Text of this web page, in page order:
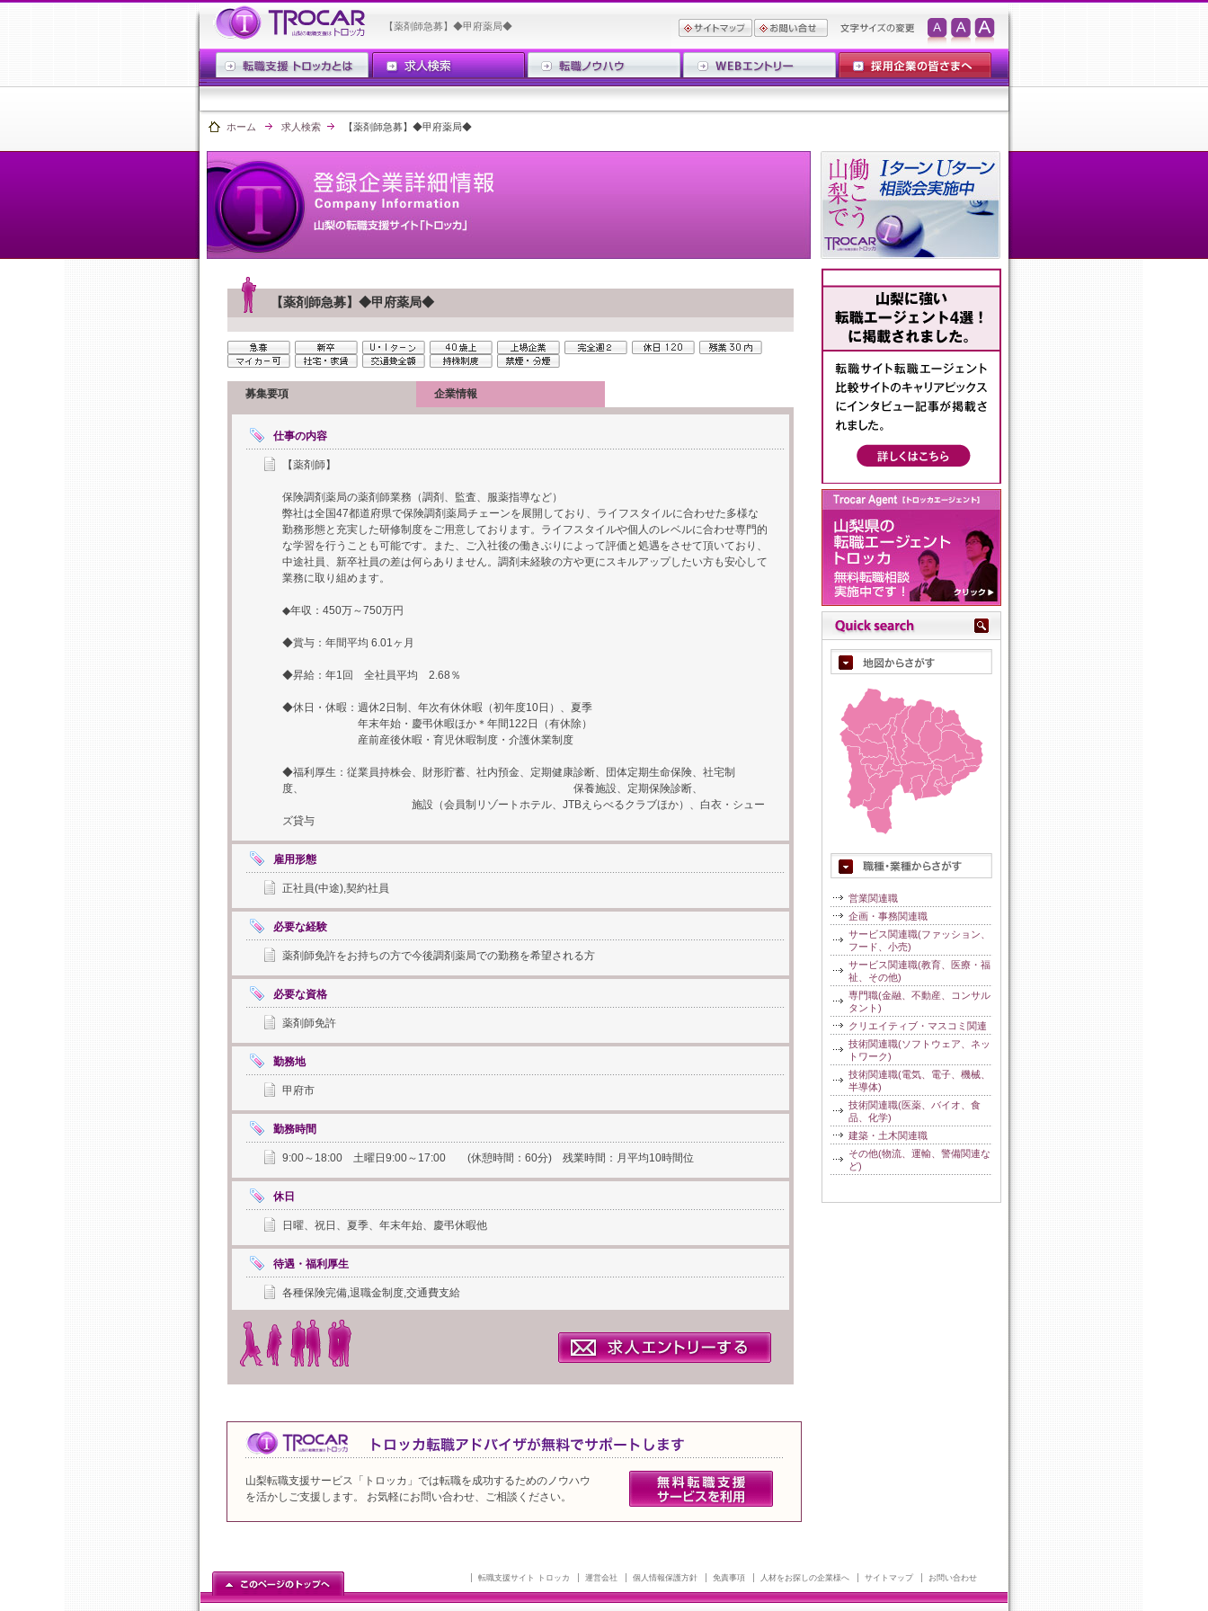
【薬剤師急募】◆甲府薬局◆
ホーム 求人検索 【薬剤師急募】◆甲府薬局◆
【薬剤師急募】◆甲府薬局◆
募集要項 企業情報
仕事の内容
【薬剤師】
保険調剤薬局の薬剤師業務（調剤、監査、服薬指導など）
弊社は全国47都道府県で保険調剤薬局チェーンを展開しており、ライフスタイルに合わせた多様な
勤務形態と充実した研修制度をご用意しております。ライフスタイルや個人のレベルに合わせ専門的
な学習を行うことも可能です。また、ご入社後の働きぶりによって評価と処遇をさせて頂いており、
中途社員、新卒社員の差は何らありません。調剤未経験の方や更にスキルアップしたい方も安心して
業務に取り組めます。
◆年収：450万～750万円
◆賞与：年間平均 6.01ヶ月
◆昇給：年1回 全社員平均 2.68％
◆休日・休暇：週休2日制、年次有休休暇（初年度10日）、夏季
年末年始・慶弔休暇ほか＊年間122日（有休除）
産前産後休暇・育児休暇制度・介護休業制度
◆福利厚生：従業員持株会、財形貯蓄、社内預金、定期健康診断、団体定期生命保険、社宅制
度、 保養施設、定期保険診断、
施設（会員制リゾートホテル、JTBえらべるクラブほか）、白衣・シュー
ズ貸与
雇用形態
正社員(中途),契約社員
必要な経験
薬剤師免許をお持ちの方で今後調剤薬局での勤務を希望される方
必要な資格
薬剤師免許
勤務地
甲府市
勤務時間
9:00～18:00 土曜日9:00～17:00 (休憩時間：60分) 残業時間：月平均10時間位
休日
日曜、祝日、夏季、年末年始、慶弔休暇他
待遇・福利厚生
各種保険完備,退職金制度,交通費支給
営業関連職
企画・事務関連職
サービス関連職(ファッション、
フード、小売)
サービス関連職(教育、医療・福
祉、その他)
専門職(金融、不動産、コンサル
タント)
クリエイティブ・マスコミ関連
技術関連職(ソフトウェア、ネッ
トワーク)
技術関連職(電気、電子、機械、
半導体)
技術関連職(医薬、バイオ、食
品、化学)
建築・土木関連職
その他(物流、運輸、警備関連な
ど)
山梨転職支援サービス「トロッカ」では転職を成功するためのノウハウ
を活かしご支援します。 お気軽にお問い合わせ、ご相談ください。
転職支援サイト トロッカ 運営会社 個人情報保護方針 免責事項 人材をお探しの企業様へ サイトマップ お問い合わせ